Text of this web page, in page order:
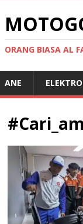
ORANG BIASA AL
ANE